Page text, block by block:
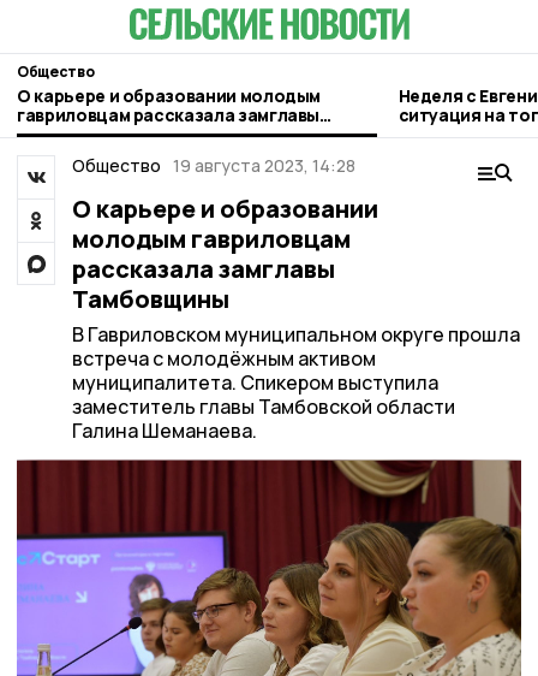
Общество
О карьере и образовании молодым
гавриловцам рассказала замглавы
Тамбовщины
Неделя с
ситуация на
городе и
Общество 19 августа 2023, 14:28
О карьере и образовании
молодым гавриловцам
рассказала замглавы
Тамбовщины
В Гавриловском муниципальном округе прошла
встреча с молодёжным активом
муниципалитета. Спикером выступила
заместитель главы Тамбовской области
Галина Шеманаева.